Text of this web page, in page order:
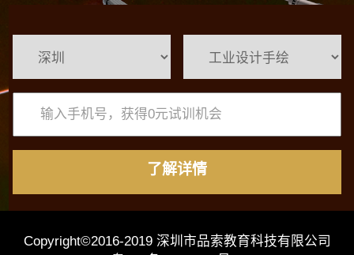
了解详情
Copyright©2016-2019 深圳市品索教育科技有限公司